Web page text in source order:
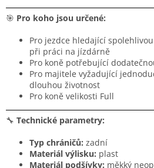
🎯 Pro koho jsou určené:
Pro jezdce hledající
při práci na jízdárně
Pro koně potřebující
Pro majitele vyžadující
dlouhou životnost
Pro koně velikosti Full
🔧 Technické parametry:
Typ chráničů: zadní
Materiál výlisku: plast
Materiál podšívky: měkký